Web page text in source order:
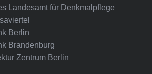
Landesamt für Denkmalpflege
Berlin
Brandenburg
Zentrum Berlin